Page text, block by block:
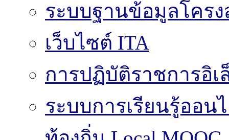
ระบบฐานข้อมูลโคร
เว็บไซต์ ITA
การปฏิบัติราชการอิ
ระบบการเรียนรู้ออน